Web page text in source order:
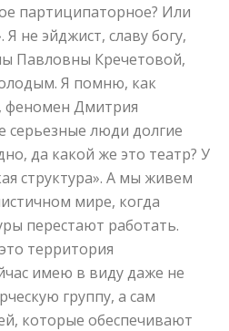
партиципаторное? Или
не эйджист, славу богу,
Павловны Кречетовой,
Я помню, как
феномен Дмитрия
серьезные люди долгие
да какой же это театр? У
структура». А мы живем
мире, когда
перестают работать.
территория
имею в виду даже не
группу, а сам
которые обеспечивают